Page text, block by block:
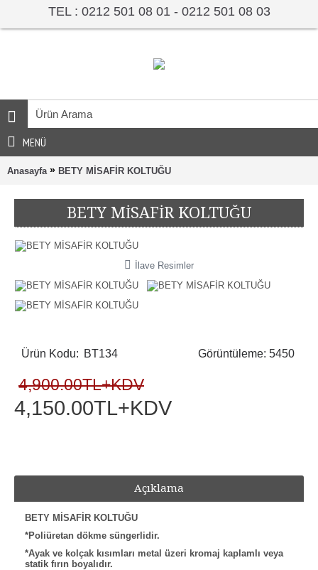
TEL : 0212 501 08 01 - 0212 501 08 03
MENÜ
Anasayfa » BETY MİSAFİR KOLTUĞU
BETY MİSAFİR KOLTUĞU
İlave Resimler
Görüntüleme: 5450
Ürün Kodu: BT134
4,900.00TL+KDV
4,150.00TL+KDV
Açıklama
BETY MİSAFİR KOLTUĞU
*Poliüretan dökme süngerlidir.
*Ayak ve kolçak kısımları metal üzeri kromaj kaplamlı veya
statik fırın boyalıdır.